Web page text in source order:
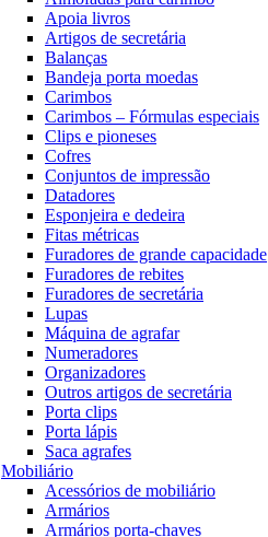
Apoia livros
Artigos de secretária
Balanças
Bandeja porta moedas
Carimbos
Carimbos – Fórmulas especiais
Clips e pioneses
Cofres
Conjuntos de impressão
Datadores
Esponjeira e dedeira
Fitas métricas
Furadores de grande capacidade
Furadores de rebites
Furadores de secretária
Lupas
Máquina de agrafar
Numeradores
Organizadores
Outros artigos de secretária
Porta clips
Porta lápis
Saca agrafes
Mobiliário
Acessórios de mobiliário
Armários
Armários porta-chaves